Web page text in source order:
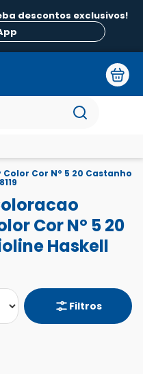
descontos exclusivos!
Cor Nº 5 20 Castanho
Cor Nº 5 20
Haskell
Filtros